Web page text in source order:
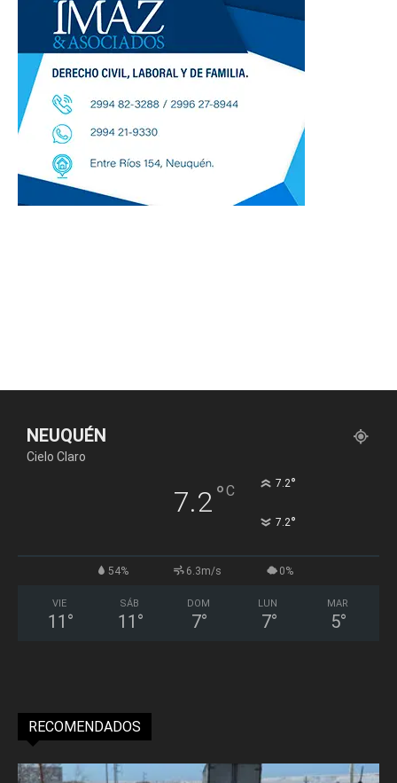
NEUQUÉN
Cielo Claro
7.2°C 7.2°
7.2°
54% 6.3m/s 0%
VIE
11 °
SÁB
11 °
DOM
7°
LUN
7°
MAR
5°
RECOMENDADOS